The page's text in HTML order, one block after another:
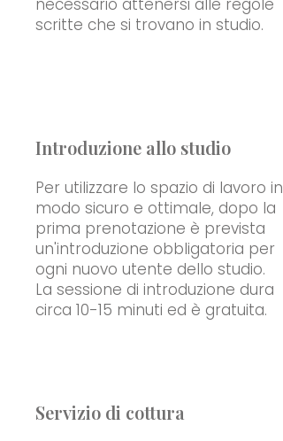
necessario attenersi alle regole
scritte che si trovano in studio.
Introduzione allo studio
Per utilizzare lo spazio di lavoro in
modo sicuro e ottimale, dopo la
prima prenotazione è prevista
un'introduzione obbligatoria per
ogni nuovo utente dello studio.
La sessione di introduzione dura
circa 10-15 minuti ed è gratuita.
Servizio di cottura